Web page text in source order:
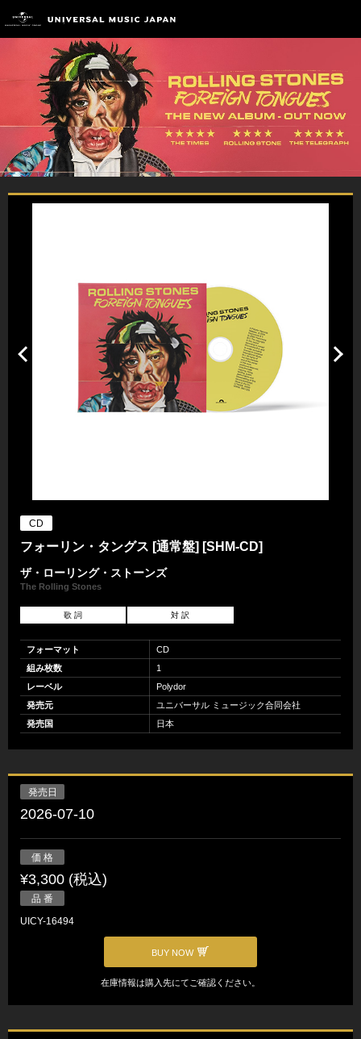
CD
フォーリン・タングス [通常盤] [SHM-CD]
ザ・ローリング・ストーンズ
The Rolling Stones
歌 詞 対 訳
フォーマット
CD
組み枚数
1
レーベル
Polydor
発売元
ユニバーサル ミュージック合同会社
発売国
日本
発売日
2026-07-10
価 格
¥3,300 (税込)
品 番
UICY-16494
BUY NOW
在庫情報は購入先にてご確認ください。